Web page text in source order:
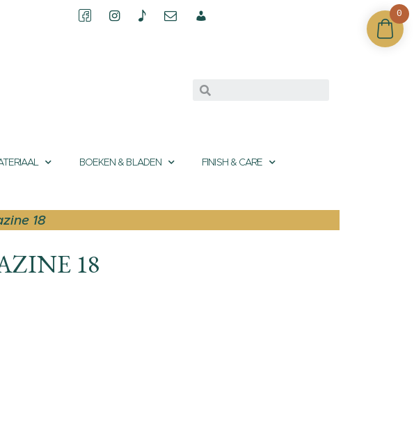
BOEKEN & BLADEN FINISH & CARE
18
18
0